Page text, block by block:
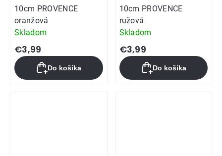
10cm PROVENCE
oranžová
Skladom
€3,99
Do košíka
10cm PROVENCE
ružová
Skladom
€3,99
Do košíka